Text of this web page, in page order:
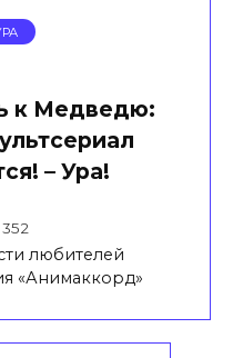
к Медведю:
– Ура!
352
любителей
«Анимаккорд»